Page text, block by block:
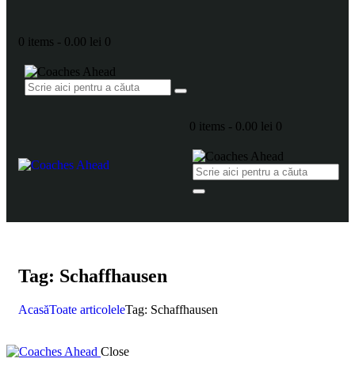
0 items - 0.00 lei 0
0 items - 0.00 lei 0
Tag: Schaffhausen
AcasăToate articoleleTag: Schaffhausen
Close